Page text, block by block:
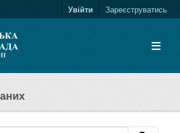
Увійти Зареєструватись